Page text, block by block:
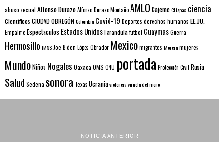
abuso sexual Alfonso DurazoAlfonso Durazo MontañoAMLO CajemeChiapas ciencia
Científicos CIUDAD OBREGÓNColombia Covid-19 Deportes derechos humanos EE.UU.
EmpalmeEspectaculos Estados UnidosFarandulafutbol GuaymasGuerra
Hermosillo IMSS Joe Biden López Obrador Mexicomigrantes Morenamujeres
MundoNiños Nogales Oaxaca OMS ONU portada Protección Civil Rusia
Salud Sedena sonora Texas Ucraniaviolenciaviruela del mono
NOTICIA ANTERIOR